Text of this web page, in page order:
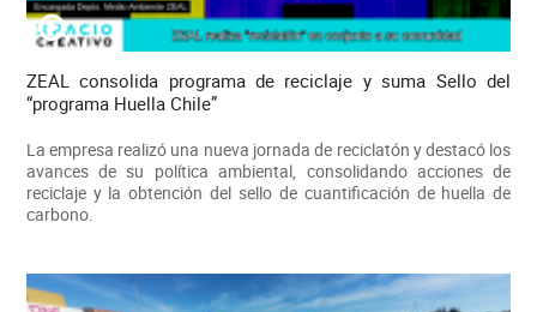
ZEAL consolida programa de reciclaje y suma Sello del
“programa Huella Chile”
La empresa realizó una nueva jornada de reciclatón y destacó los
avances de su política ambiental, consolidando acciones de
reciclaje y la obtención del sello de cuantificación de huella de
carbono.